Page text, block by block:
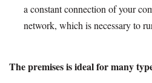
a constant connection of your
network, which is necessary to
The premises is ideal for many